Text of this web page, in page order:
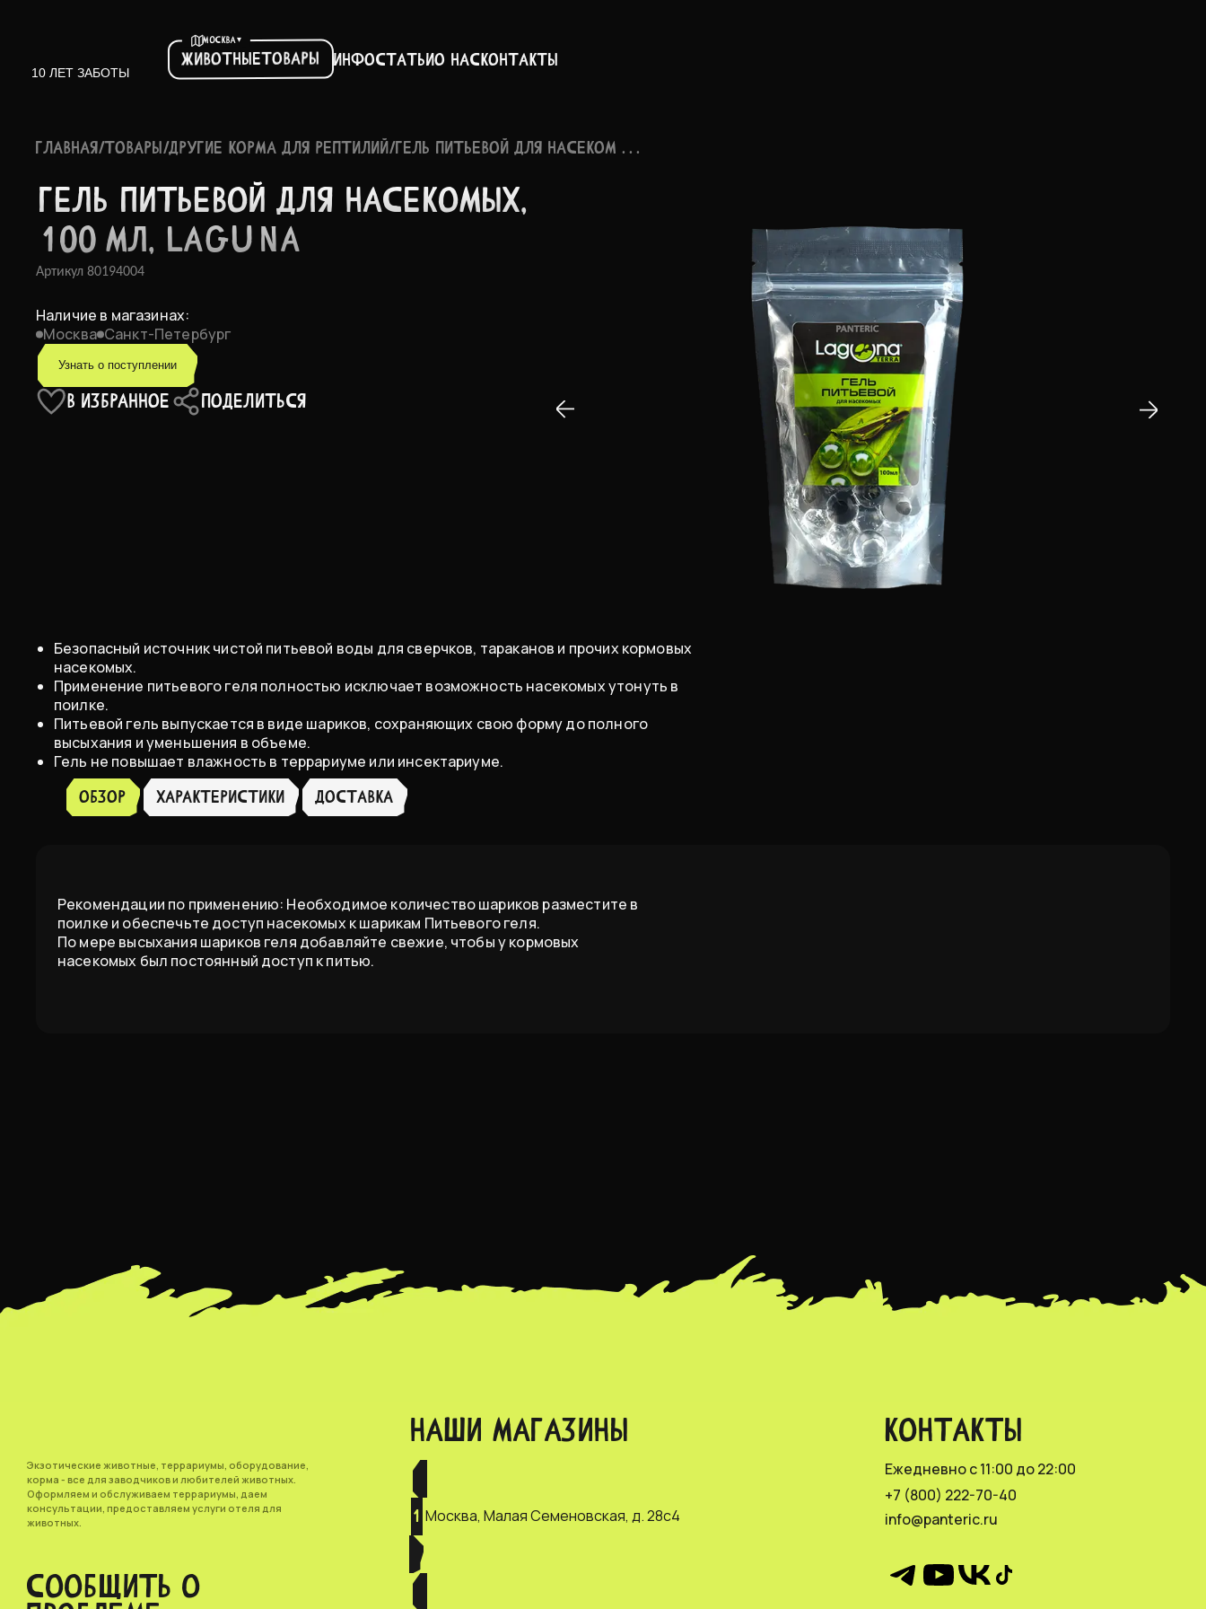
10 ЛЕТ ЗАБОТЫ
МОСКВА▾
ЖивотныеТовары ИнфостатьиО насКонтакты
ГЛАВНАЯ/ТОВАРЫ/ДРУГИЕ КОРМА ДЛЯ РЕПТИЛИЙ/ГЕЛЬ ПИТЬЕВОЙ ДЛЯ НАСЕКОМ . . .
ГЕЛЬ ПИТЬЕ­ВОЙ ДЛЯ НАСЕК­ОМЫХ,
100 МЛ, LAGUNA
Артикул 80194004
Наличие в магазинах:
Москва Санкт-Петербург
Узнать о поступлении
В ИЗБРАННОЕ ПОДЕЛИТЬСЯ
Безопасный источник чистой питьевой воды для сверчков, тараканов и прочих кормовых
насекомых.
Применение питьевого геля полностью исключает возможность насекомых утонуть в
поилке.
Питьевой гель выпускается в виде шариков, сохраняющих свою форму до полного
высыхания и уменьшения в объеме.
Гель не повышает влажность в террариуме или инсектариуме.
Обзор ХАРАКТЕРИСТИКИ доставка
Рекомендации по применению: Необходимое количество шариков разместите в
поилке и обеспечьте доступ насекомых к шарикам Питьевого геля.
По мере высыхания шариков геля добавляйте свежие, чтобы у кормовых
насекомых был постоянный доступ к питью.
Экзотические животные, террариумы, оборудование,
корма - все для заводчиков и любителей животных.
Оформляем и обслуживаем террариумы, даем
консультации, предоставляем услуги отеля для
животных.
СООБЩИТЬ О
НАШИ МАГАЗИНЫ
1 Москва, Малая Семеновская, д. 28с4
КОНТАКТЫ
Ежедневно с 11:00 до 22:00
+7 (800) 222-70-40
info@panteric.ru